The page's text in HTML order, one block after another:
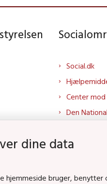
Social.dk
Center
Den
Tolkeportalen
dine data
hjemmeside bruger,